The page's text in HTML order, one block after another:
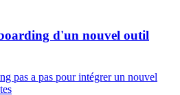
d'un nouvel outil
pas a pas pour intégrer un nouvel